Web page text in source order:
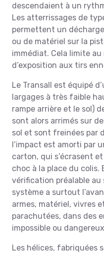
descendaient à un
Les atterrissages de
permettent un
ou de matériel sur la
immédiat. Cela limite
d’exposition aux tirs
Le Transall est équipé
largages à très faible
rampe arrière et le sol)
sont alors arrimés sur
sol et sont freinées par
l’impact est amorti par
carton, qui s’écrasent
choc à la place du
vérification préalable au
système a surtout
armes, matériel, vivres
parachutées, dans des
impossible ou
Les hélices, fabriquées